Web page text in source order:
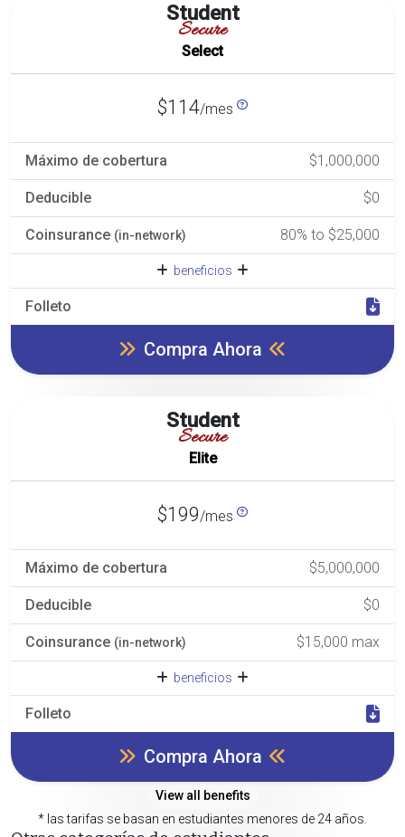
Student
Secure
Select
$114/mes
Máximo de cobertura $1,000,000
Deducible $0
Coinsurance (in-network) 80% to $25,000
beneficios
Folleto
Compra Ahora
Student
Secure
Elite
$199/mes
Máximo de cobertura $5,000,000
Deducible $0
Coinsurance (in-network) $15,000 max
beneficios
Folleto
Compra Ahora
View all benefits
* las tarifas se basan en estudiantes menores de 24 años.